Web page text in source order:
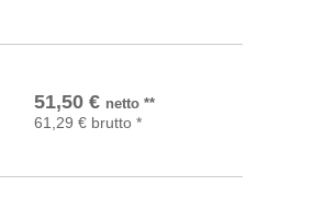
51,50 € netto**
61,29 € brutto *
In den Warenkorb